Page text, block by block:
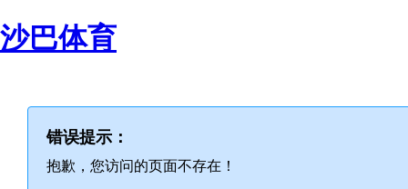
沙巴体育
错误提示：
抱歉，您访问的页面不存在！